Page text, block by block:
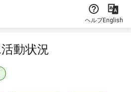
ヘルプEnglish
動状況